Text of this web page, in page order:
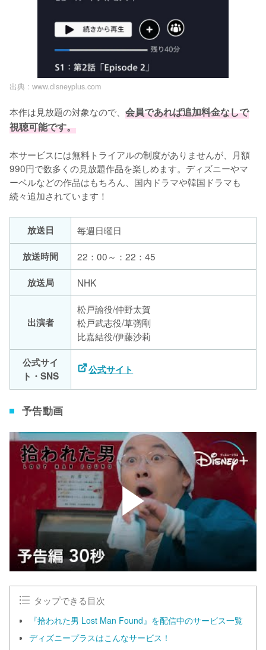
出典 : www.disneyplus.com
本作は見放題の対象なので、 会員であれば追加料金なしで
視聴可能です。
本サービスには無料トライアルの制度がありませんが、月額
990円で数多くの見放題作品を楽しめます。ディズニーやマ
ーベルなどの作品はもちろん、国内ドラマや韓国ドラマも
続々追加されています！
放送日
毎週日曜日
放送時間
22：00～：22：45
放送局
NHK
出演者
松戸諭役/仲野太賀
松戸武志役/草彅剛
比嘉結役/伊藤沙莉
公式サイ
ト・SNS
公式サイト
予告動画
タップできる目次
『拾われた男 Lost Man Found』を配信中のサービス一覧
ディズニープラスはこんなサービス！